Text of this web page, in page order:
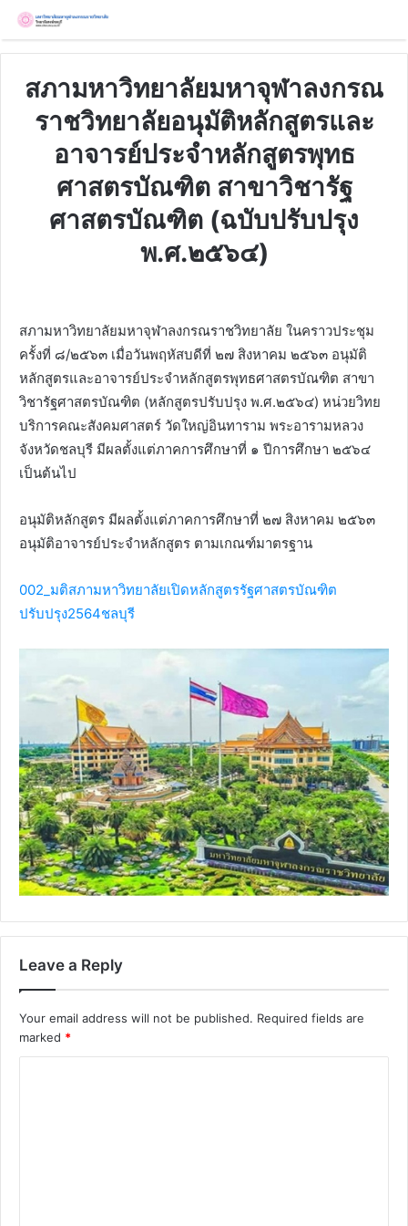
สภามหาวิทยาลัยมหาจุฬาลงกรณ
ราชวิทยาลัยอนุมัติหลักสูตรและ
อาจารย์ประจำหลักสูตรพุทธ
ศาสตรบัณฑิต สาขาวิชารัฐ
ศาสตรบัณฑิต (ฉบับปรับปรุง
พ.ศ.๒๕๖๔)
สภามหาวิทยาลัยมหาจุฬาลงกรณราชวิทยาลัย ในคราวประชุม
ครั้งที่ ๘/๒๕๖๓ เมื่อวันพฤหัสบดีที่ ๒๗ สิงหาคม ๒๕๖๓ อนุมัติ
หลักสูตรและอาจารย์ประจำหลักสูตรพุทธศาสตรบัณฑิต สาขา
วิชารัฐศาสตรบัณฑิต (หลักสูตรปรับปรุง พ.ศ.๒๕๖๔) หน่วยวิทย
บริการคณะสังคมศาสตร์ วัดใหญ่อินทาราม พระอารามหลวง
จังหวัดชลบุรี มีผลตั้งแต่ภาคการศึกษาที่ ๑ ปีการศึกษา ๒๕๖๔
เป็นต้นไป
อนุมัติหลักสูตร มีผลตั้งแต่ภาคการศึกษาที่ ๒๗ สิงหาคม ๒๕๖๓
อนุมัติอาจารย์ประจำหลักสูตร ตามเกณฑ์มาตรฐาน
002_มติสภามหาวิทยาลัยเปิดหลักสูตรรัฐศาสตรบัณฑิต
ปรับปรุง2564ชลบุรี
Leave a Reply
Your email address will not be published. Required fields are
marked *